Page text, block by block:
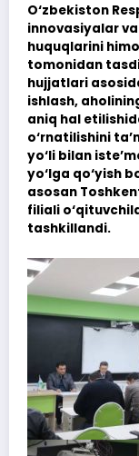
O‘zbekiston
innovasiyalar
huquqlarini
tomonidan
hujjatlari
ishlash,
aniq hal
o‘rnatilishini
yo‘li bilan
yo‘lga qo‘yish
asosan
filiali
tashkillandi.